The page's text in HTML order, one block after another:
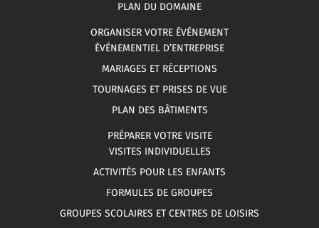
PLAN DU DOMAINE
ORGANISER VOTRE ÉVÉNEMENT
ÉVÉNEMENTIEL D’ENTREPRISE
MARIAGES ET RÉCEPTIONS
TOURNAGES ET PRISES DE VUE
PLAN DES BÂTIMENTS
PRÉPARER VOTRE VISITE
VISITES INDIVIDUELLES
ACTIVITÉS POUR LES ENFANTS
FORMULES DE GROUPES
GROUPES SCOLAIRES ET CENTRES DE LOISIRS